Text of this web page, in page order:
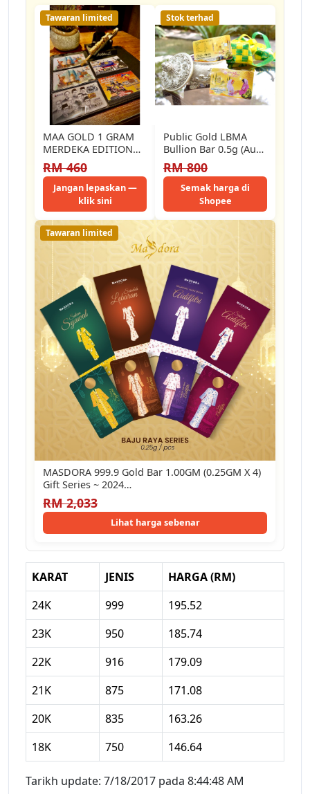
Tawaran limited
MAA GOLD 1 GRAM
MERDEKA EDITION
999.9 GOLD BAR
RM 460
Jangan lepaskan —
klik sini
Stok terhad
Public Gold LBMA
Bullion Bar 0.5g (Au
999.9) - Raya 2016
[GET…
RM 800
Semak harga di
Shopee
Tawaran limited
MASDORA 999.9 Gold Bar 1.00GM (0.25GM X 4)
Gift Series ~ 2024…
RM 2,033
Lihat harga sebenar
KARAT JENIS
HARGA (RM)
24K
999
195.52
23K
950
185.74
22K
916
179.09
21K
875
171.08
20K
835
163.26
18K
750 146.64
Tarikh update: 7/18/2017 pada 8:44:48 AM